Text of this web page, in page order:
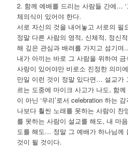
2. 함께 예배를 드리는 사람들 간에… ‘
체의식이 있어야 한다.
서로 자신의 것을 내어놓고 서로의
정말 다른 사람의 영적, 신체적, 정신
해 깊은 관심과 배려를 가지고 섬기며
내가 아끼는 바로 그 사람을 위하여
사랑이 있어야만 비로소 진정한 의미
만일 이런 것이 정말 있다면… 설교가
르는 도중에 마이크 사고가 나도, 함
이 아닌 ‘우리’로서 celebration 하는
나보다 훨씬 노래를 못하는 사람이 찬
를 못하는 사람이 설교를 해도, 내 마
도를 해도… 정말 그 예배가 하나님께
것이 될 것이다.